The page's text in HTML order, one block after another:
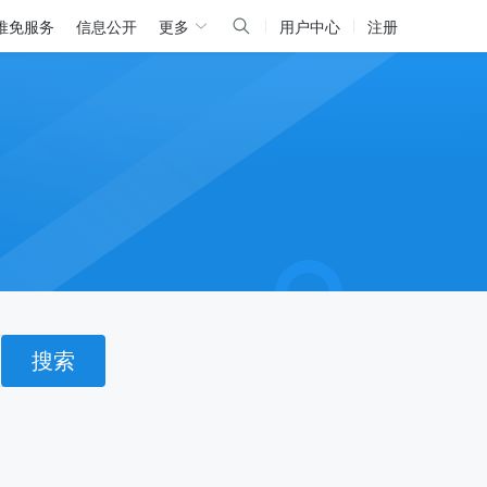
免服务 信息公开 更多 用户中心 注册
搜索